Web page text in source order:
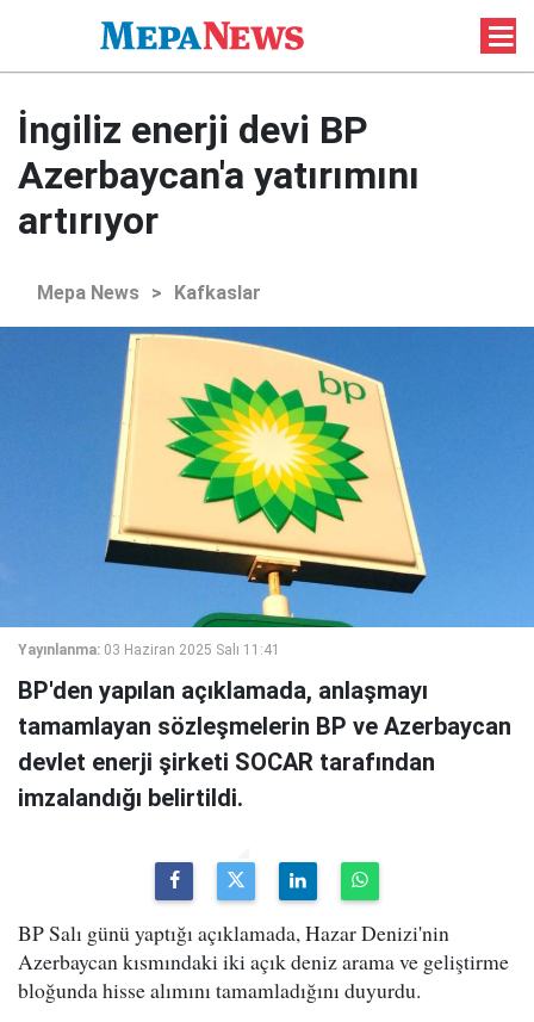
İngiliz enerji devi BP
Azerbaycan'a yatırımını
artırıyor
Mepa News > Kafkaslar
Yayınlanma: 03 Haziran 2025 Salı 11:41
BP'den yapılan açıklamada, anlaşmayı
tamamlayan sözleşmelerin BP ve Azerbaycan
devlet enerji şirketi SOCAR tarafından
imzalandığı belirtildi.
BP Salı günü yaptığı açıklamada, Hazar Denizi'nin
Azerbaycan kısmındaki iki açık deniz arama ve geliştirme
bloğunda hisse alımını tamamladığını duyurdu.